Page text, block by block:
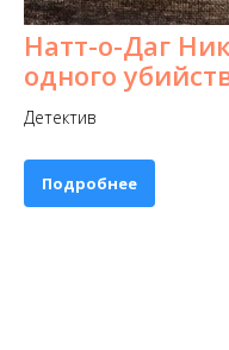
Натт-о-Даг
одного
Детектив
Подробнее